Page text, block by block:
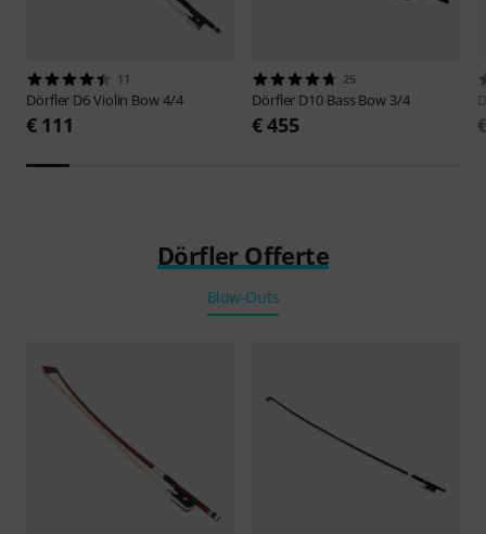
11
Dörfler D6 Violin Bow 4/4
€ 111
25
Dörfler D10 Bass Bow 3/4
€ 455
Dörfler Offerte
Blow-Outs